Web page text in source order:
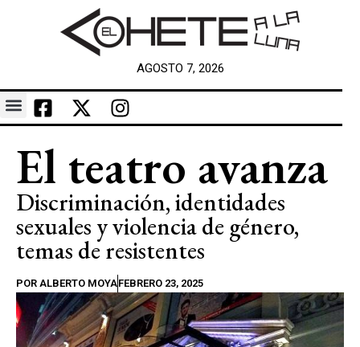
AGOSTO 7, 2026
El teatro avanza
Discriminación, identidades
sexuales y violencia de género,
temas de resistentes
POR ALBERTO MOYAFEBRERO 23, 2025